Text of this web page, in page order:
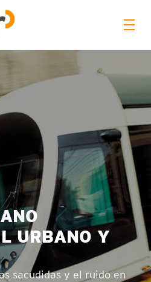
URBANO Y
sacudidas y el ruido en